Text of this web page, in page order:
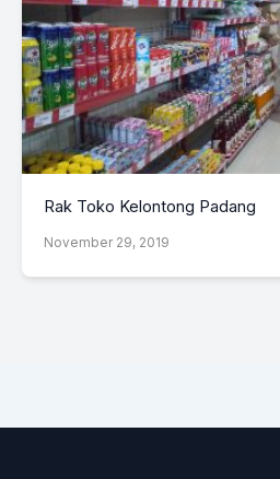
Rak Toko Kelontong Padang
November 29, 2019